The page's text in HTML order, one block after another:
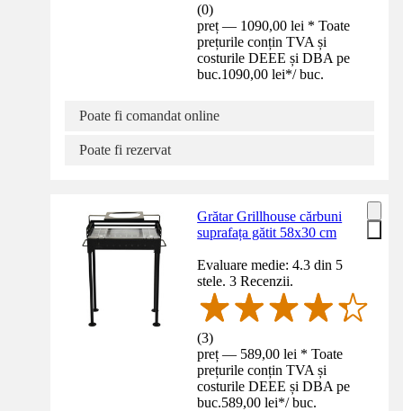
(0)
preț — 1090,00 lei * Toate
prețurile conțin TVA și
costurile DEEE și DBA pe
buc.1090,00 lei*/ buc.
Poate fi comandat online
Poate fi rezervat
Grătar Grillhouse cărbuni
suprafața gătit 58x30 cm
Evaluare medie: 4.3 din 5
stele. 3 Recenzii.
(3)
preț — 589,00 lei * Toate
prețurile conțin TVA și
costurile DEEE și DBA pe
buc.589,00 lei*/ buc.